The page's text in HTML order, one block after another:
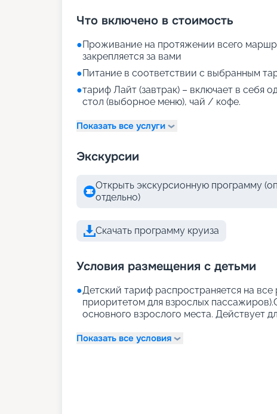
Что включено в стоимость
●Проживание на протяжении всего
закрепляется за вами
●Питание в соответствии с выбранным
●тариф Лайт (завтрак) – включает в себя
стол (выборное меню), чай / кофе.
Показать все услуги
Экскурсии
Открыть экскурсионную программу
отдельно)
Скачать программу круиза
Условия размещения с детьми
●Детский тариф распространяется на
приоритетом для взрослых
основного взрослого места. Действует
Показать все условия